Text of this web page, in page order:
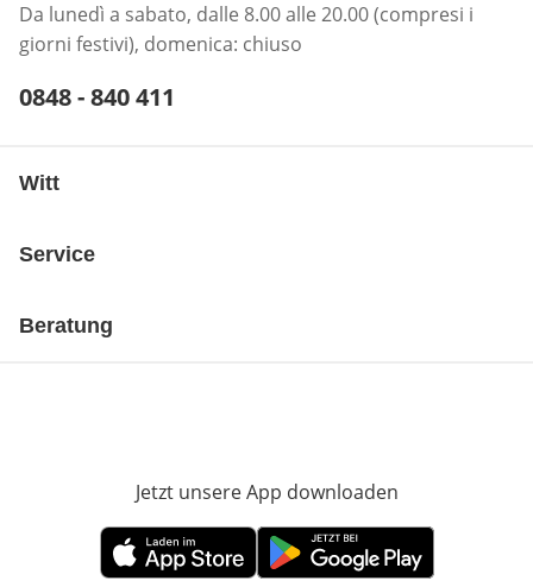
Da lunedì a sabato, dalle 8.00 alle 20.00 (compresi i
giorni festivi), domenica: chiuso
Telefonnummer:
0848 - 840 411
Witt
Service
Beratung
Jetzt unsere App downloaden
Öffnet in neuem FensterÖffnet in neuem Fenster